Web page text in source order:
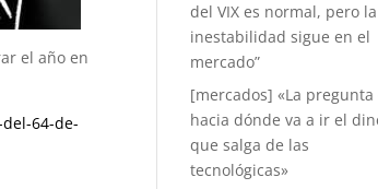
el año en
64-de-
del VIX es normal, pero la
inestabilidad sigue en el
mercado”
[mercados] «La pregunta
hacia dónde va a ir el
que salga de las
tecnológicas»